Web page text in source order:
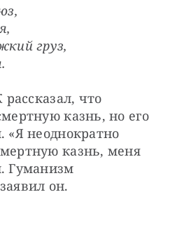
груз,
что
казнь, но его
«Я неоднократно
казнь, меня
Гуманизм
он.